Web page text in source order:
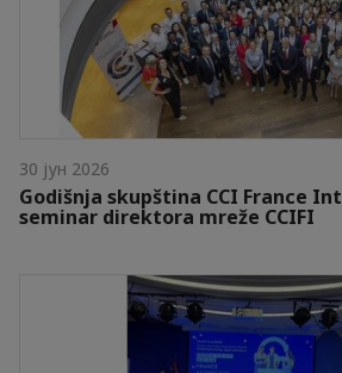
30 јун 2026
Godišnja skupština CCI France
seminar direktora mreže CCIFI